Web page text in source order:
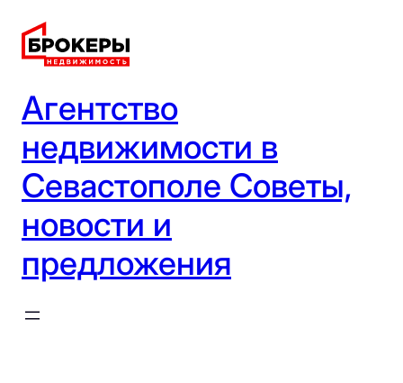
Перейти
содержимому
Агентство
недвижимости в
Севастополе Советы,
новости и
предложения